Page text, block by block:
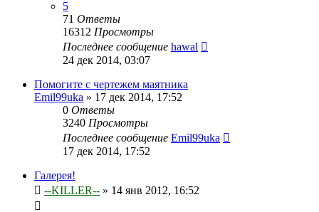
5
71 Ответы
16312 Просмотры
Последнее сообщение hawal
24 дек 2014, 03:07
Помогите с чертежем маятника
Emil99uka » 17 дек 2014, 17:52
0 Ответы
3240 Просмотры
Последнее сообщение Emil99uka
17 дек 2014, 17:52
Галерея!
--KILLER-- » 14 янв 2012, 16:52